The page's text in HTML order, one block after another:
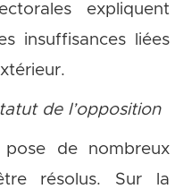
expliquent
insuffisances liées
de l’opposition
de nombreux
résolus. Sur la